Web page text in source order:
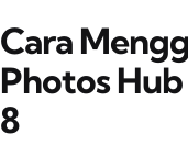
Cara
Photos
8